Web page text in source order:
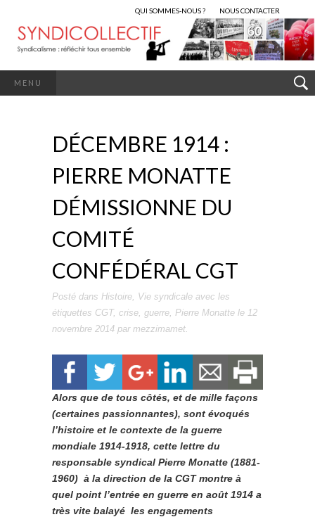
QUI SOMMES-NOUS ? NOUS CONTACTER
MENU
DÉCEMBRE 1914 :
PIERRE MONATTE
DÉMISSIONNE DU
COMITÉ
CONFÉDÉRAL CGT
Posté dans Histoire, Vie syndicale avec les
étiquettes CGT, crise, guerre, Pierre Monatte le 12
novembre 2014 par mezzimamet.
Alors que de tous côtés, et de mille façons
(certaines passionnantes), sont évoqués
l’histoire et le contexte de la guerre
mondiale 1914-1918, cette lettre du
responsable syndical Pierre Monatte (1881-
1960) à la direction de la CGT montre à
quel point l’entrée en guerre en août 1914 a
très vite balayé les engagements